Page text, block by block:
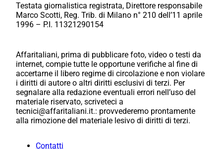
Testata giornalistica registrata, Direttore responsabile
Marco Scotti, Reg. Trib. di Milano n° 210 dell’11 aprile
1996 – P.I. 11321290154
Affaritaliani, prima di pubblicare foto, video o testi da
internet, compie tutte le opportune verifiche al fine di
accertarne il libero regime di circolazione e non violare
i diritti di autore o altri diritti esclusivi di terzi. Per
segnalare alla redazione eventuali errori nell’uso del
materiale riservato, scriveteci a
tecnici@affaritaliani.it.: provvederemo prontamente
alla rimozione del materiale lesivo di diritti di terzi.
Contatti